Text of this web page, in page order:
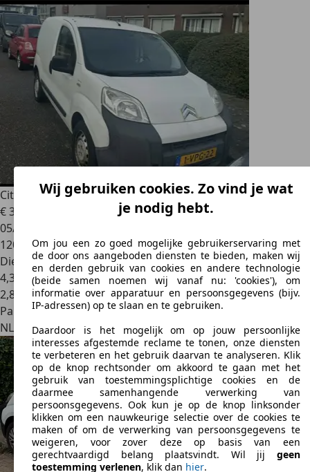
Citroen Nemo1.3 HDi Stop & Start
€ 350
05/2011
120.000 km
Diesel
4,3 l/100 km (gem.)
2,8
Particulier
NL 1181Amstelveen
Wij gebruiken cookies. Zo vind je wat
je nodig hebt.
Om jou een zo goed mogelijke gebruikerservaring met
de door ons aangeboden diensten te bieden, maken wij
en derden gebruik van cookies en andere technologie
(beide samen noemen wij vanaf nu: 'cookies'), om
informatie over apparatuur en persoonsgegevens (bijv.
IP-adressen) op te slaan en te gebruiken.
Daardoor is het mogelijk om op jouw persoonlijke
interesses afgestemde reclame te tonen, onze diensten
te verbeteren en het gebruik daarvan te analyseren. Klik
op de knop rechtsonder om akkoord te gaan met het
gebruik van toestemmingsplichtige cookies en de
daarmee samenhangende verwerking van
persoonsgegevens. Ook kun je op de knop linksonder
klikken om een nauwkeurige selectie over de cookies te
maken of om de verwerking van persoonsgegevens te
weigeren, voor zover deze op basis van een
gerechtvaardigd belang plaatsvindt. Wil jij geen
toestemming verlenen, klik dan hier.